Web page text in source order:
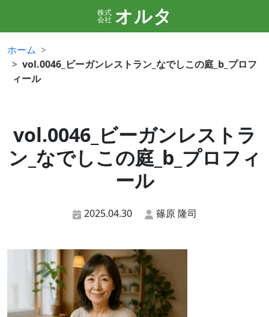
株式
会社 オルタ
ホーム
vol.0046_ビーガンレストラン_なでしこの庭_b_プロフ
ィール
vol.0046_ビーガンレストラ
ン_なでしこの庭_b_プロフィ
ール
2025.04.30 篠原 隆司